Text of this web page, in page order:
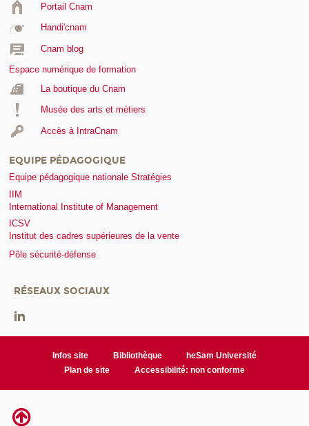
Portail Cnam
Handi'cnam
Cnam blog
Espace numérique de formation
La boutique du Cnam
Musée des arts et métiers
Accès à IntraCnam
EQUIPE PÉDAGOGIQUE
Equipe pédagogique nationale Stratégies
IIM
International Institute of Management
ICSV
Institut des cadres supérieures de la vente
Pôle sécurité-défense
RÉSEAUX SOCIAUX
Infos site Bibliothèque
heSam Université
Plan de site
Accessibilité: non conforme